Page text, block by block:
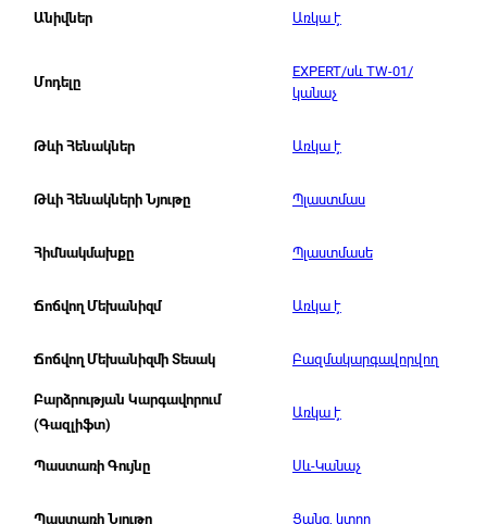
Անիվներ Առկա է
Մոդելը
EXPERT/սև TW-01/
կանաչ
Թևի Հենակներ Առկա է
Թևի Հենակների Նյութը Պլաստմաս
Հիմնակմախքը Պլաստմասե
Ճոճվող Մեխանիզմ Առկա է
Ճոճվող Մեխանիզմի Տեսակ Բազմակարգավորվող
Բարձրության Կարգավորում
(Գազլիֆտ)
Առկա է
Պաստառի Գույնը Սև-Կանաչ
Պաստառի Նյութը Ցանց, կտոր